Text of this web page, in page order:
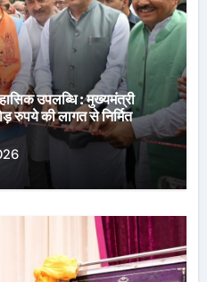
उपलब्धि : मुख्यमंत्री
रुपये की लागत से निर्मित